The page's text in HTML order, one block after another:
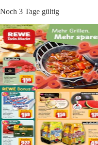
Noch 3 Tage gültig